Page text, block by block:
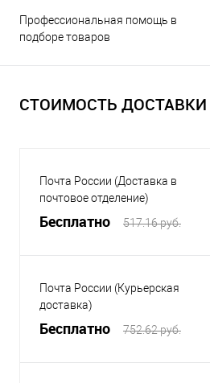
Профессиональная помощь в
подборе товаров
СТОИМОСТЬ ДОСТАВКИ
Почта России (Доставка в
почтовое отделение)
Бесплатно 517.16 руб.
Почта России (Курьерская
доставка)
Бесплатно 752.62 руб.